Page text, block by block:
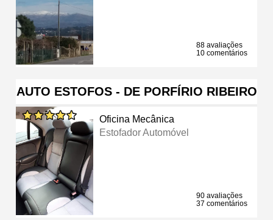
88 avaliações
10 comentários
AUTO ESTOFOS - DE PORFÍRIO RIBEIRO
Oficina Mecânica
Estofador Automóvel
90 avaliações
37 comentários